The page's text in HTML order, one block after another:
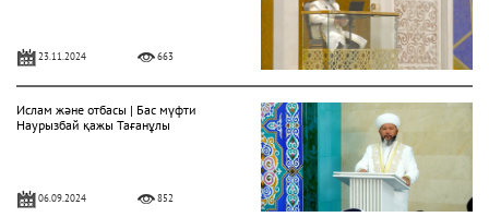
23.11.2024 663
Ислам және отбасы | Бас мүфти
Наурызбай қажы Тағанұлы
06.09.2024 852